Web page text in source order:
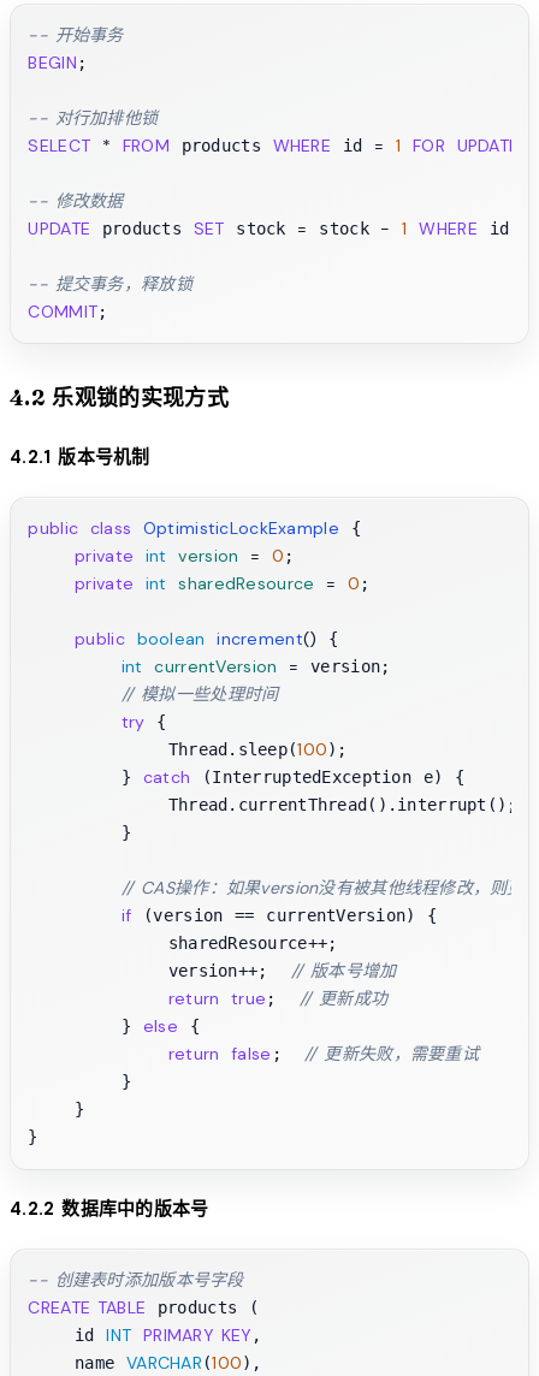
-- 开始事务
BEGIN ;
-- 对行加排他锁
SELECT
* FROM products WHERE id = 1 FOR UPDATE
-- 修改数据
UPDATE products SET stock = stock - 1 WHERE id
-- 提交事务，释放锁
COMMIT
4.2 乐观锁的实现方式
4.2.1 版本号机制
public class OptimisticLockExample {
private int version = 0 ;
private int sharedResource = 0 ;
public boolean increment() {
int currentVersion = version;
// 模拟一些处理时间
try {
            Thread.sleep(
100);
        }
catch (InterruptedException e) {
            Thread.currentThread().interrupt();
        }
// CAS操作：如果version没有被其他线程修改，则更
if (version == currentVersion) {
            sharedResource++;
            version++;
// 版本号增加
return
true ; // 更新成功
        }
else {
return false ; // 更新失败，需要重试
        }
    }
4.2.2 数据库中的版本号
-- 创建表时添加版本号字段
CREATE TABLE products (
    id
INT PRIMARY KEY ,
    name
VARCHAR (100),